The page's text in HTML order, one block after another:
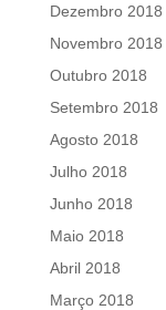
Dezembro 2018
Novembro 2018
Outubro 2018
Setembro 2018
Agosto 2018
Julho 2018
Junho 2018
Maio 2018
Abril 2018
Março 2018